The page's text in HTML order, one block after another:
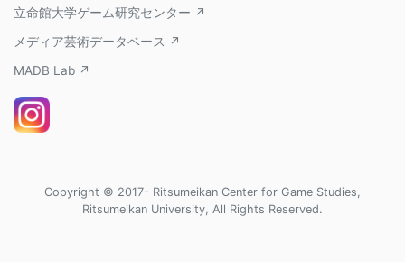
立命館大学ゲーム研究センター ↗
メディア芸術データベース ↗
MADB Lab ↗
Copyright © 2017- Ritsumeikan Center for Game Studies,
Ritsumeikan University, All Rights Reserved.